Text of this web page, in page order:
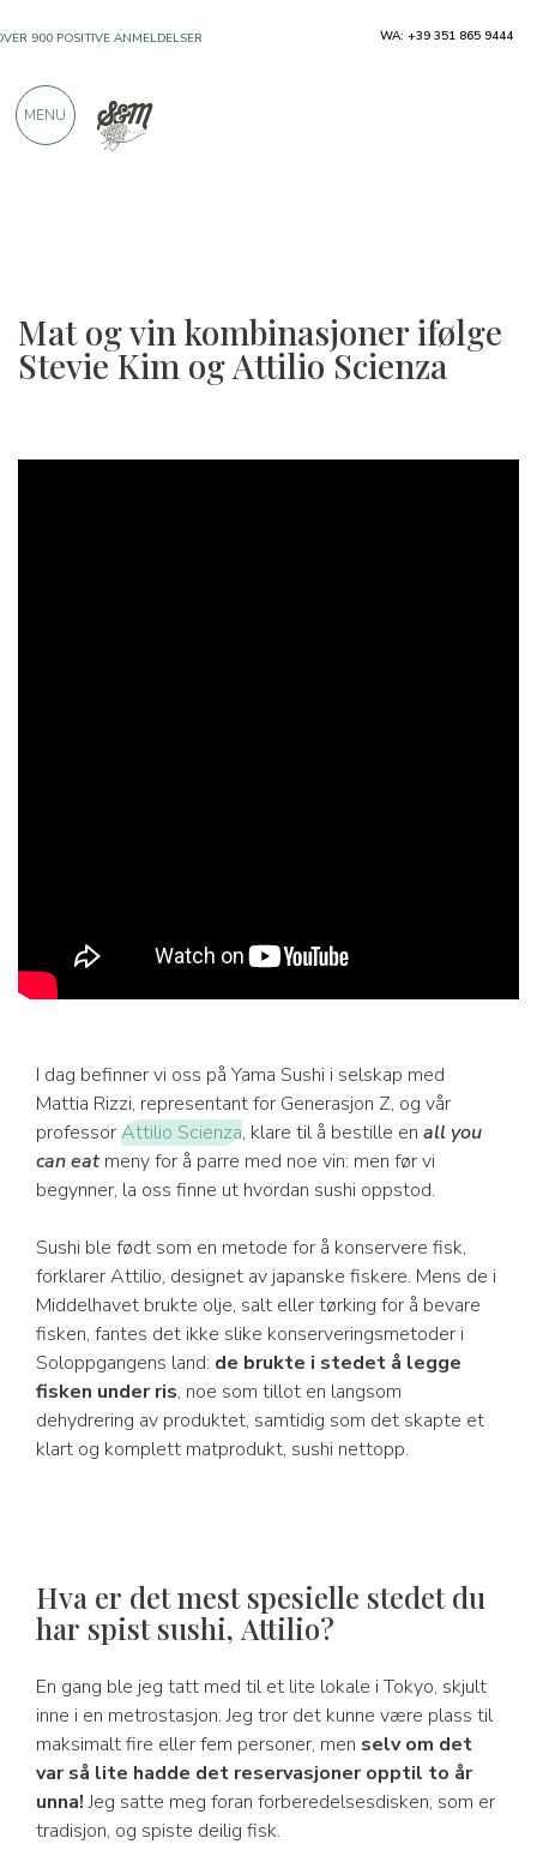
Mat og vin kombinasjoner ifølge
Stevie Kim og Attilio Scienza
I dag befinner vi oss på Yama Sushi i selskap med
Mattia Rizzi, representant for Generasjon Z, og vår
professorAttilio Scienza, klare til å bestille en all you
can eatmeny for å parre med noe vin: men før vi
begynner, la oss finne ut hvordan sushi oppstod.
Sushi ble født som en metode for å konservere fisk,
forklarer Attilio, designet av japanske fiskere. Mens de i
Middelhavet brukte olje, salt eller tørking for å bevare
fisken, fantes det ikke slike konserveringsmetoder i
Soloppgangens land: de brukte i stedet å legge
fisken under ris, noe som tillot en langsom
dehydrering av produktet, samtidig som det skapte et
klart og komplett matprodukt, sushi nettopp.
Hva er det mest spesielle stedet du
har spist sushi, Attilio?
En gang ble jeg tatt med til et lite lokale i Tokyo, skjult
inne i en metrostasjon. Jeg tror det kunne være plass til
maksimalt fire eller fem personer, men selv om det
var så lite hadde det reservasjoner opptil to år
unna!Jeg satte meg foran forberedelsesdisken, som er
tradisjon, og spiste deilig fisk.
900 POSITIVE ANMELDELSER WA: +39 351 865 9444
MENU